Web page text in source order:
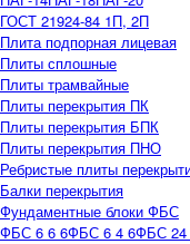
ГОСТ 21924-84 1П, 2П
Плита подпорная лицевая
Плиты сплошные
Плиты трамвайные
Плиты перекрытия ПК
Плиты перекрытия БПК
Плиты перекрытия ПНО
Ребристые плиты
Балки перекрытия
Фундаментные блоки ФБС
ФБС 6 6 6ФБС 6 4 6ФБС 24